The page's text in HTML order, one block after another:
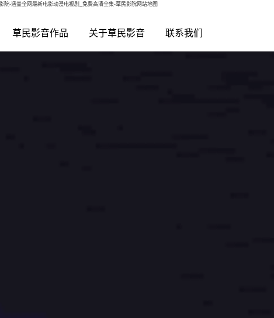
院-涵盖全网最新电影动漫电视剧_免费高清全集-草民影院网站地图
草民影音作品 关于草民影音 联系我们